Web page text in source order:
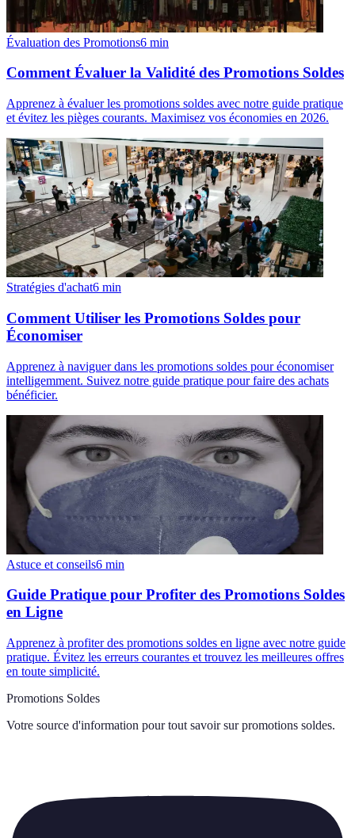
Évaluation des Promotions6 min
Comment Évaluer la Validité des Promotions Soldes
Apprenez à évaluer les promotions soldes avec notre guide pratique
et évitez les pièges courants. Maximisez vos économies en 2026.
Stratégies d'achat6 min
Comment Utiliser les Promotions Soldes pour
Économiser
Apprenez à naviguer dans les promotions soldes pour économiser
intelligemment. Suivez notre guide pratique pour faire des achats
bénéficier.
Astuce et conseils6 min
Guide Pratique pour Profiter des Promotions Soldes
en Ligne
Apprenez à profiter des promotions soldes en ligne avec notre guide
pratique. Évitez les erreurs courantes et trouvez les meilleures offres
en toute simplicité.
Promotions Soldes
Votre source d'information pour tout savoir sur promotions soldes.